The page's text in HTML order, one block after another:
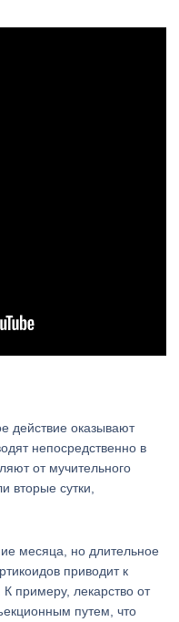
действие оказывают
непосредственно в
от мучительного
вторые сутки,
месяца, но длительное
приводит к
примеру, лекарство от
путем, что